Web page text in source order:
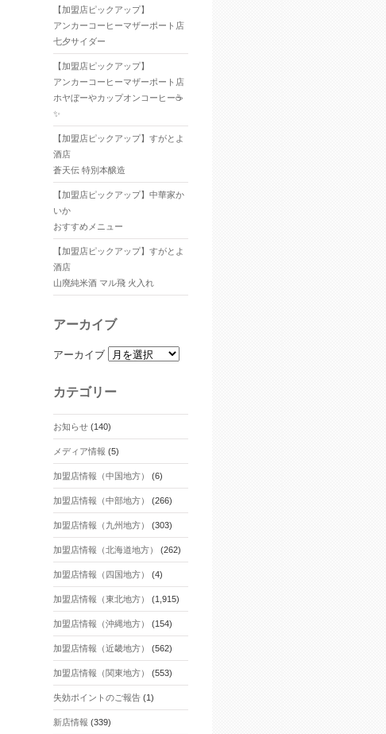
【加盟店ピックアップ】
アンカーコーヒーマザーポート店
七夕サイダー
【加盟店ピックアップ】
アンカーコーヒーマザーポート店
ホヤぼーやカップオンコーヒー☕
✨
【加盟店ピックアップ】すがとよ
酒店
蒼天伝 特別本醸造
【加盟店ピックアップ】中華家か
いか
おすすめメニュー
【加盟店ピックアップ】すがとよ
酒店
山廃純米酒 マル飛 火入れ
アーカイブ
アーカイブ
カテゴリー
お知らせ(140)
メディア情報 (5)
加盟店情報（中国地方） (6)
加盟店情報（中部地方） (266)
加盟店情報（九州地方） (303)
加盟店情報（北海道地方） (262)
加盟店情報（四国地方） (4)
加盟店情報（東北地方） (1,915)
加盟店情報（沖縄地方） (154)
加盟店情報（近畿地方） (562)
加盟店情報（関東地方） (553)
失効ポイントのご報告(1)
新店情報 (339)